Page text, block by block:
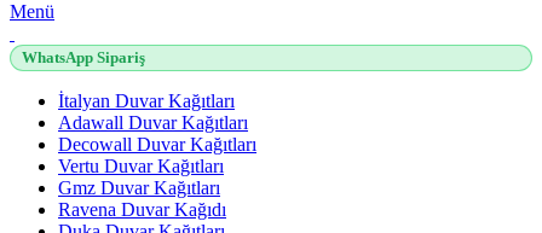
Menü
WhatsApp Sipariş
İtalyan Duvar Kağıtları
Adawall Duvar Kağıtları
Decowall Duvar Kağıtları
Vertu Duvar Kağıtları
Gmz Duvar Kağıtları
Ravena Duvar Kağıdı